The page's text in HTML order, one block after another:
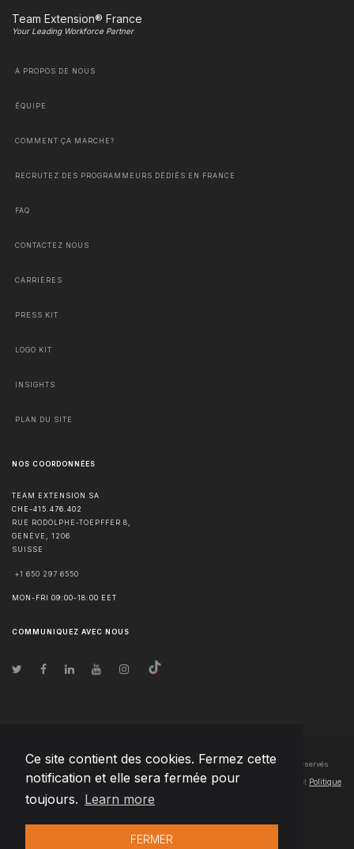
Ce site contient des cookies. Fermez cette
notification et elle sera fermée pour
toujours. Learn more
FERMER
Team Extension® France
Your Leading Workforce Partner
À PROPOS DE NOUS
ÉQUIPE
COMMENT ÇA MARCHE?
RECRUTEZ DES PROGRAMMEURS DÉDIÉS EN FRANCE
FAQ
CONTACTEZ NOUS
CARRIÈRES
PRESS KIT
LOGO KIT
INSIGHTS
PLAN DU SITE
NOS COORDONNÉES
TEAM EXTENSION SA
CHE-415.476.402
RUE RODOLPHE-TOEPFFER 8,
GENÈVE
1206
SUISSE
+1 650 297 6550
MON-FRI 09:00-18:00 EET
COMMUNIQUEZ AVEC NOUS
© Droits d'auteur2026 Team Extension SA France- Tous les droits sont réservés
Changelog● En utilisant ce site, vous acceptez nos Conditions d'utilisation et Politique
de confidentialité